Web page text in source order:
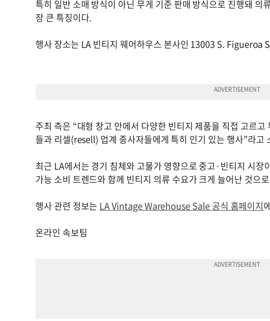
특히 일반 소매 방식이 아닌 무게 기준 판매 방식으로 진행돼 의
장 큰 특징이다.
행사 장소는 LA 빈티지 웨어하우스 본사인 13003 S. Figueroa
주최 측은 “대형 창고 안에서 다양한 빈티지 제품을 직접 고르
들과 리셀(resell) 업계 종사자들에게 특히 인기 있는 행사”라고
최근 LA에서는 경기 침체와 고물가 영향으로 중고·빈티지 시
가능 소비 트렌드와 함께 빈티지 의류 수요가 크게 늘어난 것으
행사 관련 정보는 LA Vintage Warehouse Sale 공식 홈페이지
온라인 속보팀